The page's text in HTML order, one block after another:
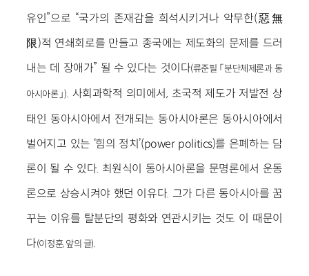
유인”으로 “국가의 존재감을 희석시키거나 악무한(惡無
限)적 연쇄회로를 만들고 종국에는 제도화의 문제를 드러
내는 데 장애가” 될 수 있다는 것이다(류준필 「분단체제론과 동
아시아론」). 사회과학적 의미에서, 초국적 제도가 저발전 상
태인 동아시아에서 전개되는 동아시아론은 동아시아에서
벌어지고 있는 ‘힘의 정치’(power politics)를 은폐하는 담
론이 될 수 있다. 최원식이 동아시아론을 문명론에서 운동
론으로 상승시켜야 했던 이유다. 그가 다른 동아시아를 꿈
꾸는 이유를 탈분단의 평화와 연관시키는 것도 이 때문이
다(이정훈, 앞의 글).